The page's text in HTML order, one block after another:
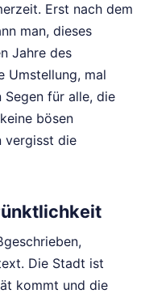
Erst nach dem
man, dieses
Jahre des
Umstellung, mal
für alle, die
bösen
vergisst die
Die Stadt ist
kommt und die